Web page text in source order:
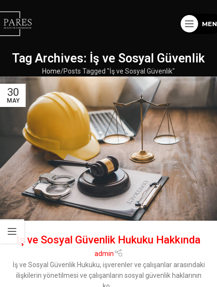
Tag Archives: İş ve Sosyal Güvenlik
Home Posts Tagged "İş ve Sosyal Güvenlik"
30
MAY
İş ve Sosyal Güvenlik Hukuku Hakkında
admin
İş ve Sosyal Güvenlik Hukuku, işverenler ve çalışanlar arasındaki
ilişkilerin yönetilmesi ve çalışanların sosyal güvenlik haklarının